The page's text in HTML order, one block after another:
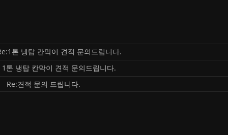
톤 냉탑 칸막이 견적 문의드립니다.
1톤 냉탑 칸막이 견적 문의드립니다.
Re:견적 문의 드립니다.